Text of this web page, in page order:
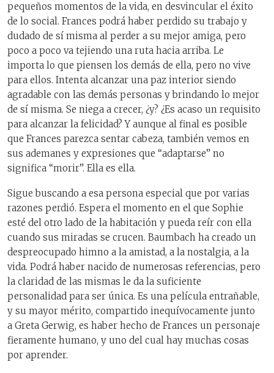
pequeños momentos de la vida, en desvincular el éxito
de lo social. Frances podrá haber perdido su trabajo y
dudado de sí misma al perder a su mejor amiga, pero
poco a poco va tejiendo una ruta hacia arriba. Le
importa lo que piensen los demás de ella, pero no vive
para ellos. Intenta alcanzar una paz interior siendo
agradable con las demás personas y brindando lo mejor
de sí misma. Se niega a crecer, ¿y? ¿Es acaso un requisito
para alcanzar la felicidad? Y aunque al final es posible
que Frances parezca sentar cabeza, también vemos en
sus ademanes y expresiones que “adaptarse” no
significa “morir”. Ella es ella.
Sigue buscando a esa persona especial que por varias
razones perdió. Espera el momento en el que Sophie
esté del otro lado de la habitación y pueda reír con ella
cuando sus miradas se crucen. Baumbach ha creado un
despreocupado himno a la amistad, a la nostalgia, a la
vida. Podrá haber nacido de numerosas referencias, pero
la claridad de las mismas le da la suficiente
personalidad para ser única. Es una película entrañable,
y su mayor mérito, compartido inequívocamente junto
a Greta Gerwig, es haber hecho de Frances un personaje
fieramente humano, y uno del cual hay muchas cosas
por aprender.